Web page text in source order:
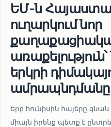
ԵՄ-ն
ուղարկում նոր
երկրի
ամրապնդմանը
Երբ հունիսին հայերը գնան
միայն իրենք պետք է